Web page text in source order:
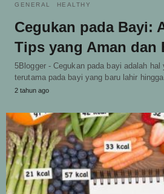
GENERAL HEALTHY
Cegukan pada Bayi:
Tips yang Aman dan
5Blogger - Cegukan pada bayi adalah hal
terutama pada bayi yang baru lahir
2 tahun ago